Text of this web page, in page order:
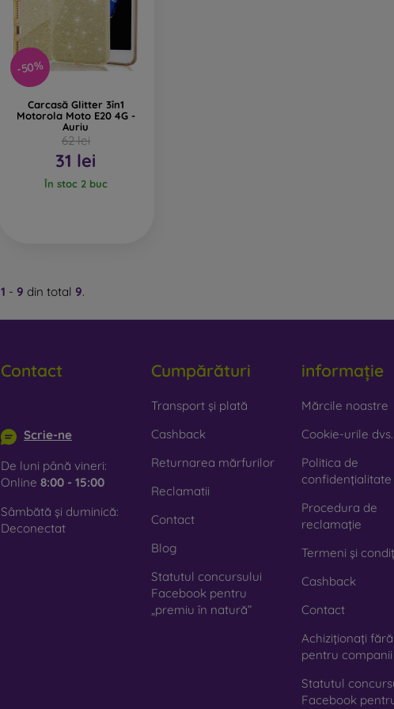
-50%
Carcasă Glitter 3în1
Motorola Moto E20 4G -
Auriu
62 lei
31 lei
În stoc 2 buc
1 - 9 din total 9.
Contact
Scrie-ne
De luni până vineri:
Online 8:00 - 15:00
Sâmbătă și duminică:
Deconectat
Cumpărături
Transport și plată
Cashback
Returnarea mărfurilor
Reclamatii
Contact
Blog
Statutul concursului
Facebook pentru
„premiu în natură”
informație
Mărcile noastre
Cookie-urile dvs.
Politica de
confidențialitate
Procedura de
reclamație
Termeni și
Cashback
Contact
Achiziționați
pentru companii
Statutul
Facebook